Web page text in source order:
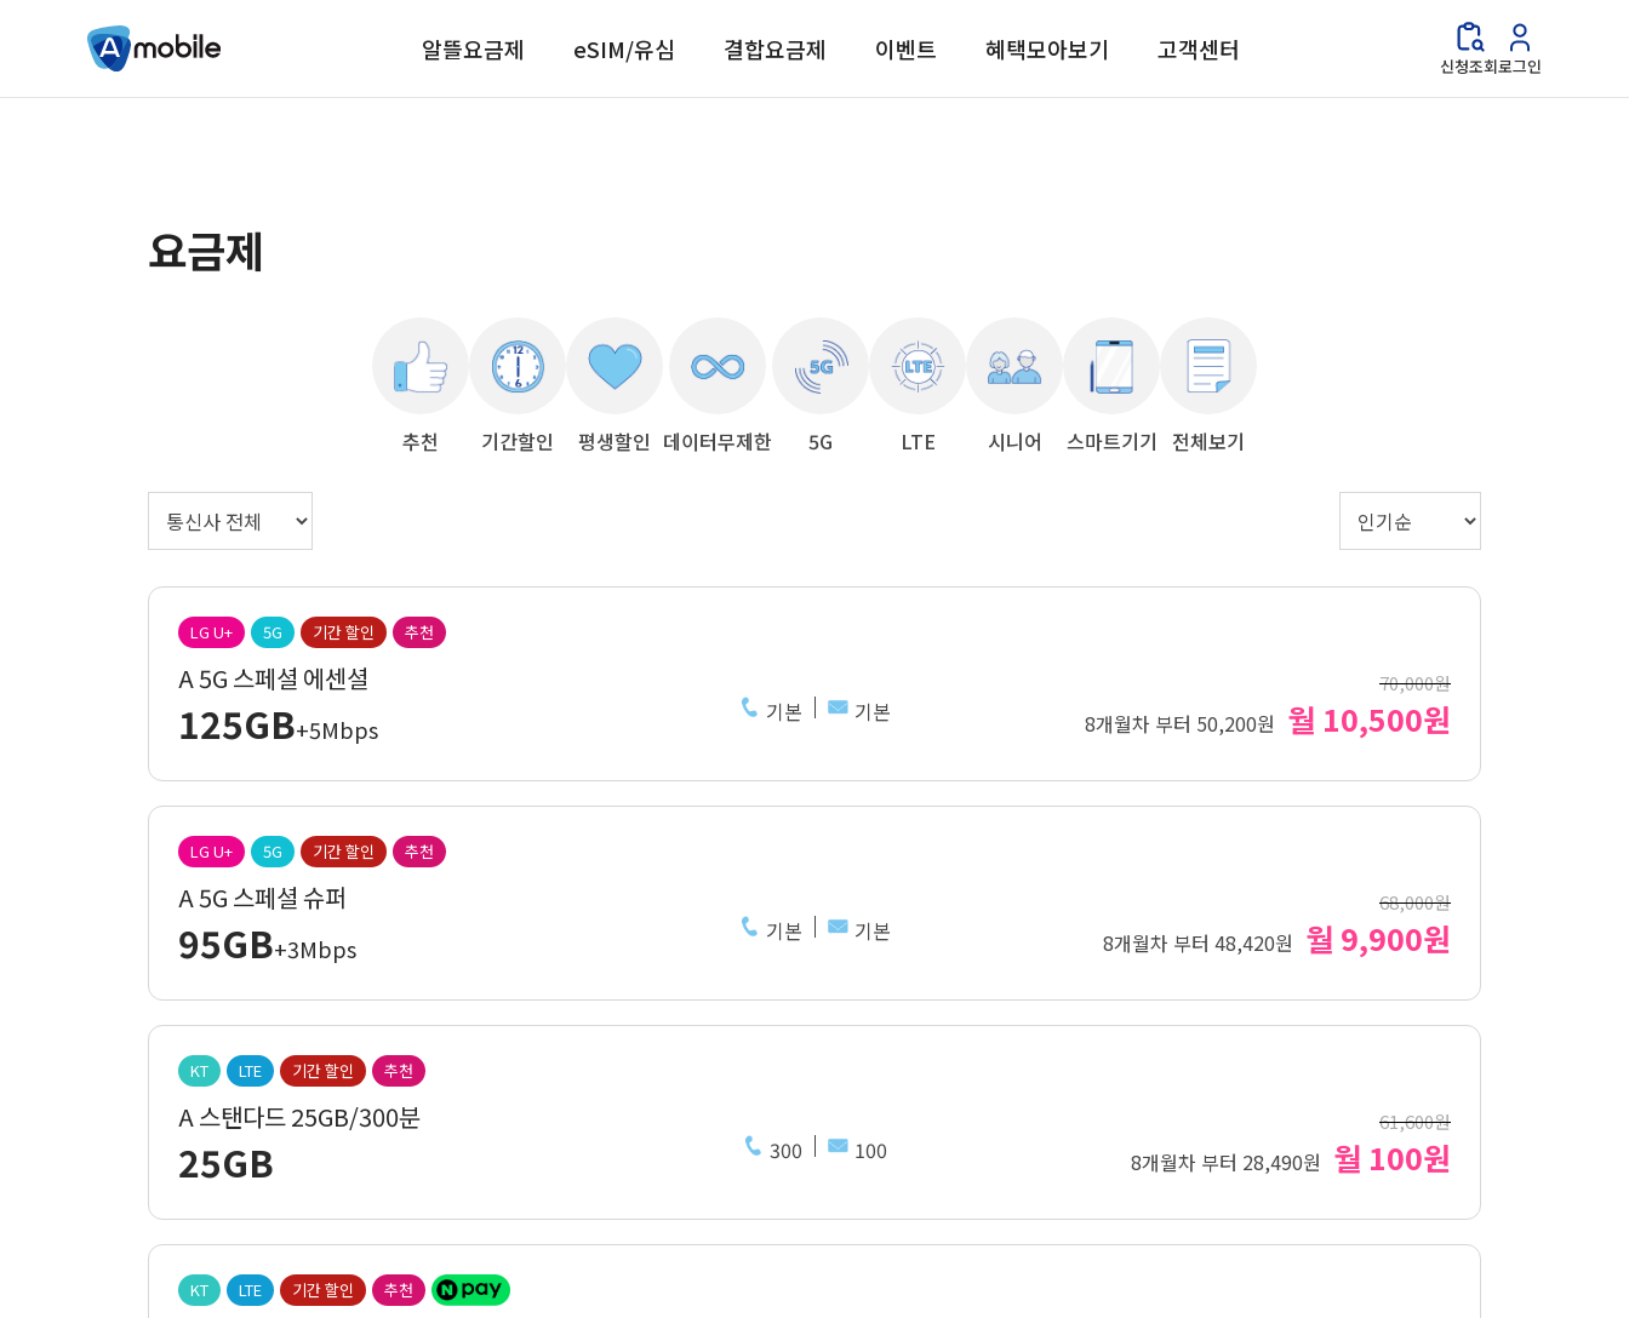
알뜰요금제 eSIM/유심 결합요금제 이벤트 혜택모아보기 고객센터
신청조회로그인
요금제
추천 기간할인 평생할인 데이터무제한 5G LTE 시니어 스마트기기 전체보기
LG U+ 5G 기간 할인 추천
A 5G 스페셜 에센셜 70,000원
125GB+5Mbps
기본 기본 8개월차 부터 50,200원 월 10,500원
LG U+ 5G 기간 할인 추천
A 5G 스페셜 슈퍼 68,000원
95GB+3Mbps
기본 기본 8개월차 부터 48,420원 월 9,900원
KT LTE 기간 할인 추천
A 스탠다드 25GB/300분 61,600원
25GB 300 100 8개월차 부터 28,490원 월 100원
KT LTE 기간 할인 추천